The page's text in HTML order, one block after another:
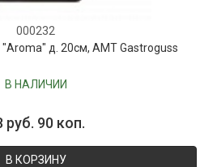
000232
д. 20см, AMT Gastroguss
В НАЛИЧИИ
руб. 90 коп.
В КОРЗИНУ